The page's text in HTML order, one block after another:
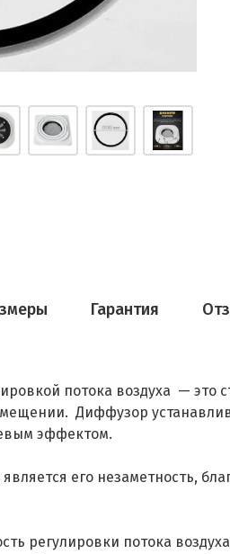
Гарантия
потока воздуха — это
Диффузор
эффектом.
его незаметность,
регулировки потока